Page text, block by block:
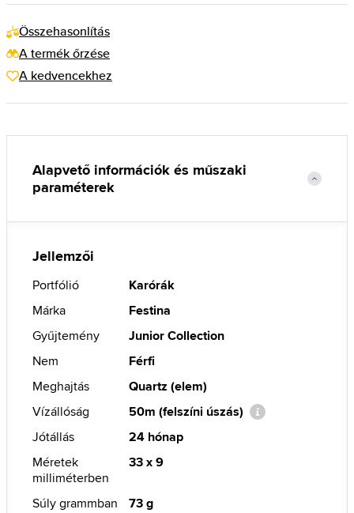
Összehasonlítás
A termék őrzése
A kedvencekhez
Alapvető információk és műszaki
paraméterek
Jellemzői
Portfólió
Karórák
Márka
Festina
Gyűjtemény
Junior Collection
Nem
Férfi
Meghajtás
Quartz (elem)
Vízállóság
50m (felszíni úszás)
Jótállás
24 hónap
Méretek
milliméterben
33 x 9
Súly grammban 73 g